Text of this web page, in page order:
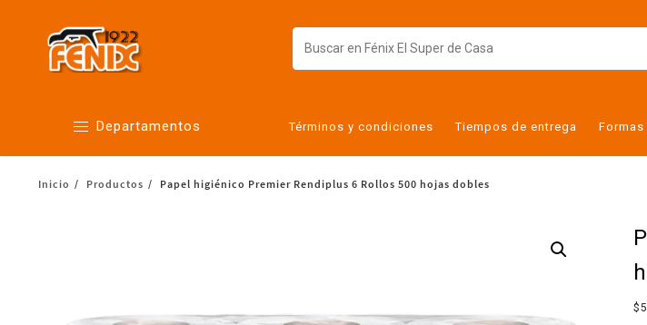
Departamentos
Alimentos
Términos y condiciones Tiempos de entrega
Inicio Productos Papel higiénico Premier Rendiplus 6 Rollos 500 hojas dobles
$